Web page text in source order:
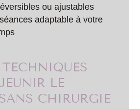
ou ajustables
adaptable à votre
TECHNIQUES
LE
CHIRURGIE